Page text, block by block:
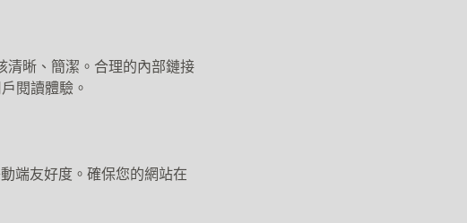
清晰、簡潔。合理的內部鏈接
閱讀體驗。
端友好度。確保您的網站在